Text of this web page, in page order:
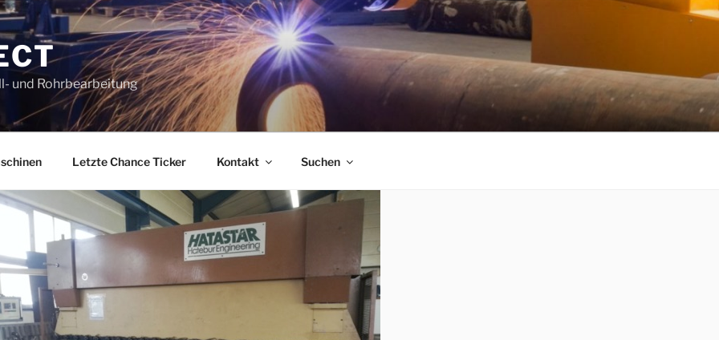
und Rohrbearbeitung
Letzte Chance Ticker Kontakt Suchen